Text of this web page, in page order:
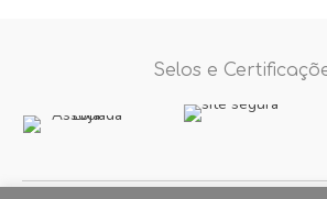
Selos e